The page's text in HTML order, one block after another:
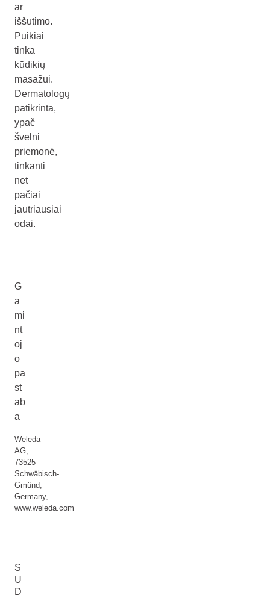
ar
iššutimo.
Puikiai
tinka
kūdikių
masažui.
Dermatologų
patikrinta,
ypač
švelni
priemonė,
tinkanti
net
pačiai
jautriausiai
odai.
G
a
mi
nt
oj
o
pa
st
ab
a
Weleda
AG,
73525
Schwäbisch-
Gmünd,
Germany,
www.weleda.com
S
U
D